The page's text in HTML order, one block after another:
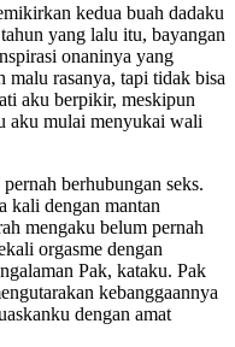
kedua buah dadaku
yang lalu itu, bayangan
onaninya yang
malu rasanya, tapi tidak bisa
aku berpikir, meskipun
aku mulai menyukai wali
berhubungan seks.
kali dengan mantan
mengaku belum pernah
orgasme dengan
Pak, kataku. Pak
kebanggaannya
dengan amat